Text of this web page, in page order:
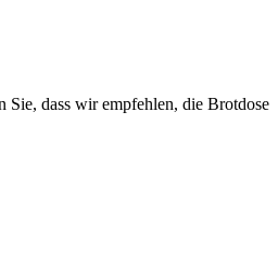
Sie, dass wir empfehlen, die Brotdose